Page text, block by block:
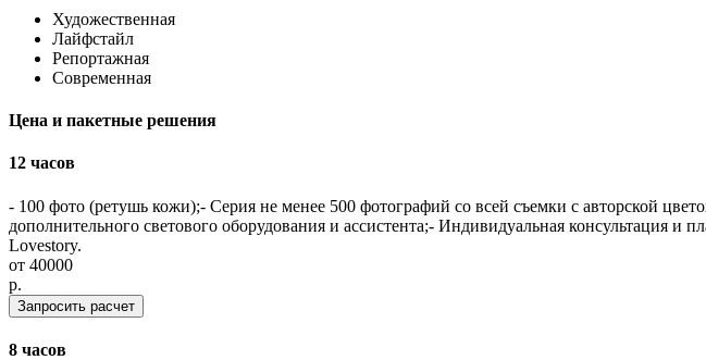
Художественная
Лайфстайл
Репортажная
Современная
Цена и пакетные решения
12 часов
- 100 фото (ретушь кожи);- Серия не менее 500 фотографий со всей съемки с авторской
дополнительного светового оборудования и ассистента;- Индивидуальная консультация
Lovestory.
от 40000
p.
Запросить расчет
8 часов